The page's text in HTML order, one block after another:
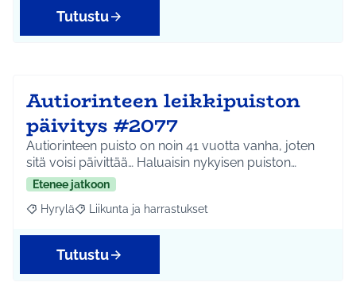
Tutustu
Autiorinteen leikkipuiston
päivitys #2077
Autiorinteen puisto on noin 41 vuotta vanha, joten
sitä voisi päivittää… Haluaisin nykyisen puiston…
Etenee jatkoon
Rajaa tulokset aihepiirin mukaan: Hyrylä
Hyrylä Rajaa tulokset teeman mukaan: Liikunta ja
Liikunta ja harrastukset
Tutustu